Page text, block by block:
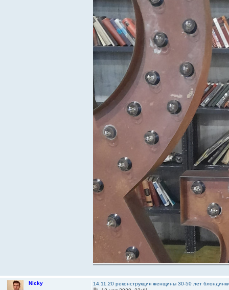
Nicky
14.11.20 реконструкция женщины 30-50 лет